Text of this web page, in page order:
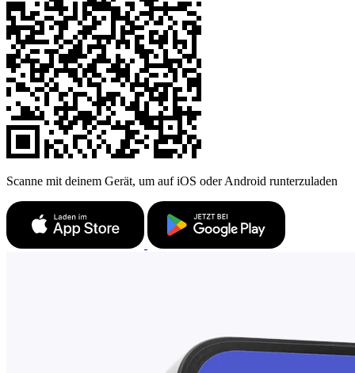
Scanne mit deinem Gerät, um auf iOS oder Android runterzuladen